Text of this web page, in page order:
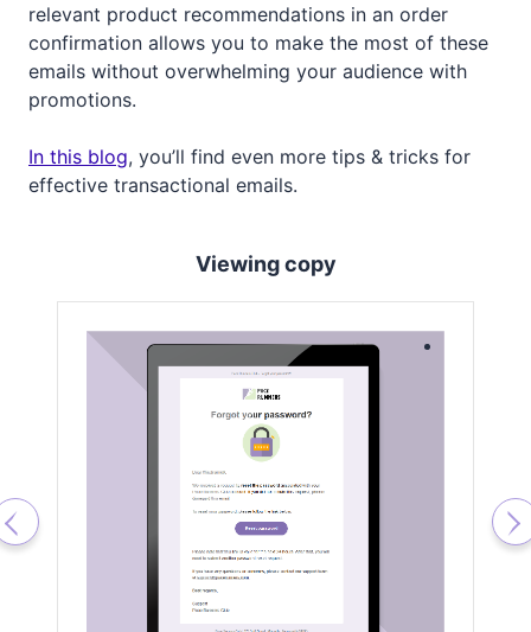
relevant product recommendations in an order
confirmation allows you to make the most of these
emails without overwhelming your audience with
promotions.
In this blog, you’ll find even more tips & tricks for
effective transactional emails.
Viewing copy